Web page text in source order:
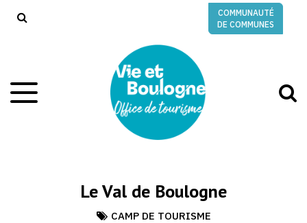
COMMUNAUTÉ
DE COMMUNES
Aller
à
Le Val de Boulogne
CAMP DE TOURISME